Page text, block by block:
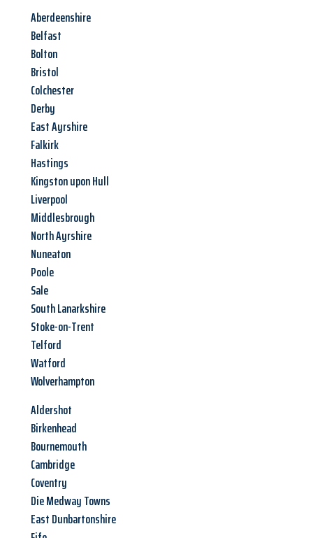
Aberdeenshire
Belfast
Bolton
Bristol
Colchester
Derby
East Ayrshire
Falkirk
Hastings
Kingston upon Hull
Liverpool
Middlesbrough
North Ayrshire
Nuneaton
Poole
Sale
South Lanarkshire
Stoke-on-Trent
Telford
Watford
Wolverhampton
Aldershot
Birkenhead
Bournemouth
Cambridge
Coventry
Die Medway Towns
East Dunbartonshire